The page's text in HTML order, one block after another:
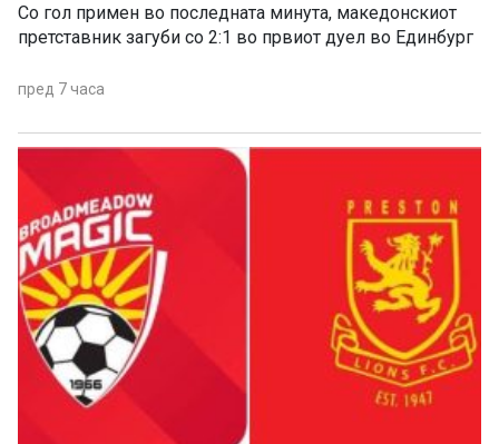
Со гол примен во последната минута, македонскиот
претставник загуби со 2:1 во првиот дуел во Единбург
пред 7 часа